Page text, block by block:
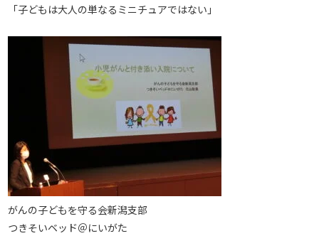
「子どもは大人の単なるミニチュアではない」
がんの子どもを守る会新潟支部
つきそいベッド＠にいがた